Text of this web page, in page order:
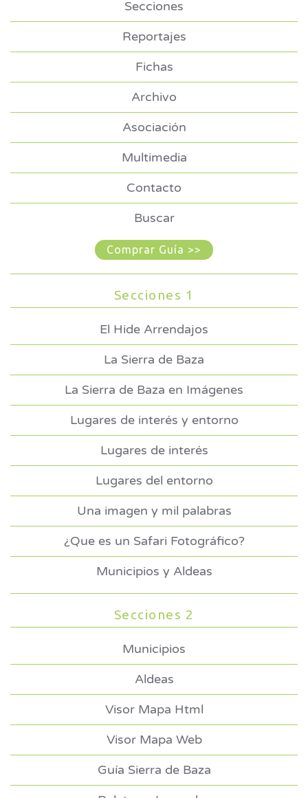
Secciones
Reportajes
Fichas
Archivo
Asociación
Multimedia
Contacto
Buscar
Comprar Guía >>
Secciones 1
El Hide Arrendajos
La Sierra de Baza
La Sierra de Baza en Imágenes
Lugares de interés y entorno
Lugares de interés
Lugares del entorno
Una imagen y mil palabras
¿Que es un Safari Fotográfico?
Municipios y Aldeas
Secciones 2
Municipios
Aldeas
Visor Mapa Html
Visor Mapa Web
Guía Sierra de Baza